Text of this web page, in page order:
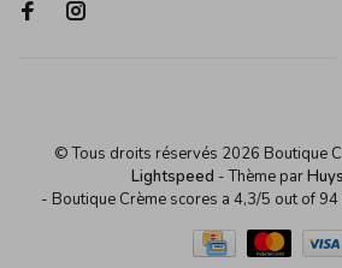
© Tous droits réservés 2026 Boutique
Lightspeed - Thème par
- Boutique Crème scores a 4,3/5 out of94